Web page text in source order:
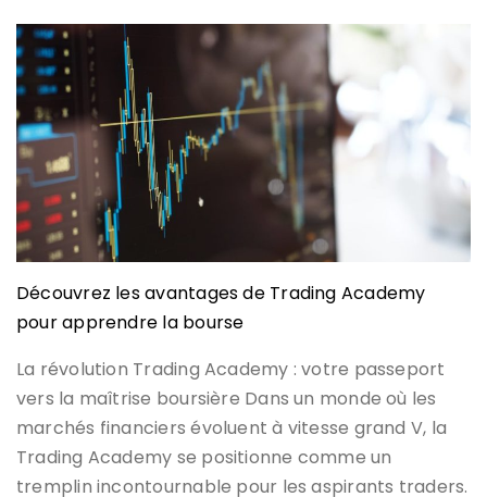
Découvrez les avantages de Trading Academy
pour apprendre la bourse
La révolution Trading Academy : votre passeport
vers la maîtrise boursière Dans un monde où les
marchés financiers évoluent à vitesse grand V, la
Trading Academy se positionne comme un
tremplin incontournable pour les aspirants traders.